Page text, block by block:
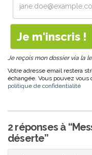
Je reçois mon dossier via la
Votre adresse email restera
échangée. Vous pouvez vous
politique de confidentialité
2 réponses à
déserte”